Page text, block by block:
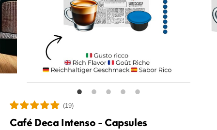
(19)
Café Deca Intenso - Capsules